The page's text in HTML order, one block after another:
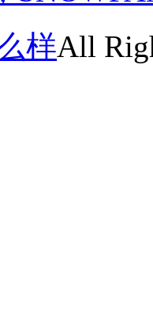
样All